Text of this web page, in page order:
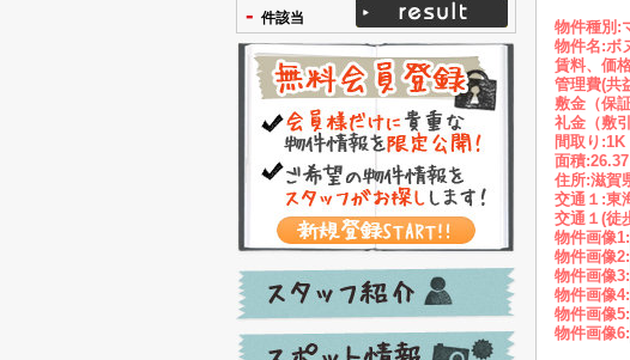
物件種別:
物件名:ボ
賃料、価
管理費(共
敷金（保
礼金（敷
間取り:1K
面積
住所:滋賀
交通１:東
交通１(徒
物件画像1:
物件画像2:
物件画像3:
物件画像4:
物件画像5:
物件画像6:
- 件該当